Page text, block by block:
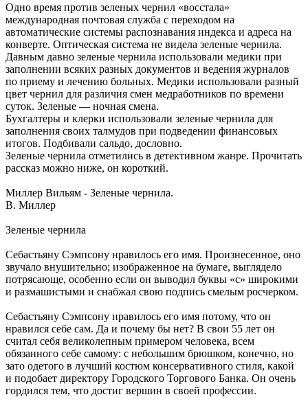
Одно время против зеленых чернил «восстала»
международная почтовая служба с переходом на
автоматические системы распознавания индекса и адреса на
конверте. Оптическая система не видела зеленые чернила.
Давным давно зеленые чернила использовали медики при
заполнении всяких разных документов и ведения журналов
по приему и лечению больных. Медики использовали разный
цвет чернил для различия смен медработников по времени
суток. Зеленые — ночная смена.
Бухгалтеры и клерки использовали зеленые чернила для
заполнения своих талмудов при подведении финансовых
итогов. Подбивали сальдо, дословно.
Зеленые чернила отметились в детективном жанре. Прочитать
рассказ можно ниже, он короткий.
Миллер Вильям - Зеленые чернила.
В. Миллер
Зеленые чернила
Себастьяну Сэмпсону нравилось его имя. Произнесенное, оно
звучало внушительно; изображенное на бумаге, выглядело
потрясающе, особенно если он выводил буквы «с» широкими
и размашистыми и снабжал свою подпись смелым росчерком.
Себастьяну Сэмпсону нравилось его имя потому, что он
нравился себе сам. Да и почему бы нет? В свои 55 лет он
считал себя великолепным примером человека, всем
обязанного себе самому: с небольшим брюшком, конечно, но
зато одетого в лучший костюм консервативного стиля, какой
и подобает директору Городского Торгового Банка. Он очень
гордился тем, что достиг вершин в своей профессии.